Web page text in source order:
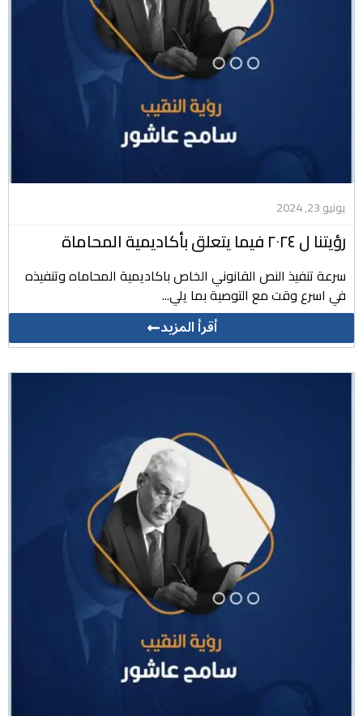
يونيو 23, 2024
رؤيتنا ل ٢٠٢٤ فيما يتعلق بأكاديمية المحاماة
سرعة تنفيذ النص القانوني الخاص باكاديمية المحاماه وتنفيذه
في اسرع وقت مع التوصية بما يلي...
أقرأ المزيد